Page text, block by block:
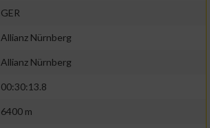
GER
Allianz Nürnberg
Allianz Nürnberg
00:30:13.8
6400 m